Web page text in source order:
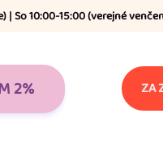
| So 10:00-15:00 (verejné
2% ZA